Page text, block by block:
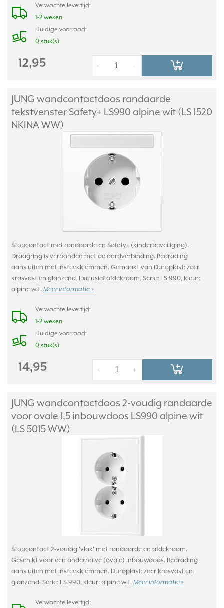
Verwachte levertijd:
1-2 weken
Huidige voorraad:
0 stuk(s)
12,95 +
-
JUNG wandcontactdoos randaarde
tekstvenster Safety+ LS990 alpine wit (LS 1520
NKINA WW)
Stopcontact met randaarde en Safety+ (kinderbeveiliging).
Draagring is verbonden met de aardverbinding. Bedrading
aansluiten met insteekklemmen. Gemaakt van Duroplast: zeer
krasvast en glanzend. Exclusief afdekraam. Serie: LS 990, kleur:
alpine wit. Meer informatie »
Verwachte levertijd:
1-2 weken
Huidige voorraad:
0 stuk(s)
14,95 +
-
JUNG wandcontactdoos 2-voudig randaarde
voor ovale 1,5 inbouwdoos LS990 alpine wit
(LS 5015 WW)
Stopcontact 2-voudig 'vlak' met randaarde en afdekraam.
Geschikt voor een anderhalve (ovale) inbouwdoos. Bedrading
aansluiten met insteekklemmen. Duroplast: zeer krasvast en
glanzend. Serie: LS 990, kleur: alpine wit. Meer informatie »
Verwachte levertijd: